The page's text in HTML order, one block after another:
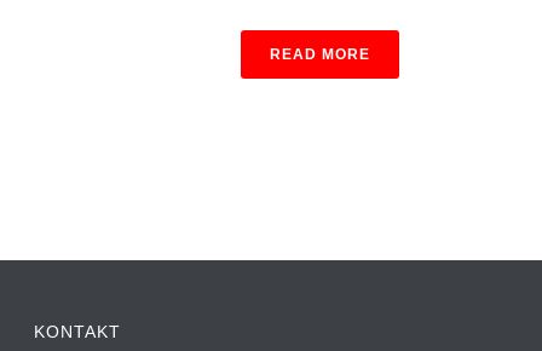
READ MORE
KONTAKT